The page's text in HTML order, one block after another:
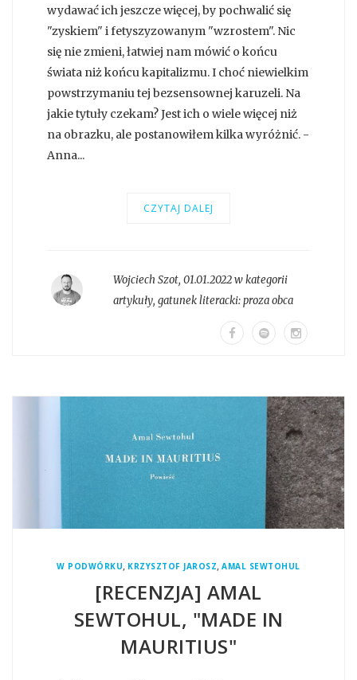
wydawać ich jeszcze więcej, by pochwalić się
"zyskiem" i fetyszyzowanym "wzrostem". Nic
się nie zmieni, łatwiej nam mówić o końcu
świata niż końcu kapitalizmu. I choć niewielkim
powstrzymaniu tej bezsensownej karuzeli. Na
jakie tytuły czekam? Jest ich o wiele więcej niż
na obrazku, ale postanowiłem kilka wyróżnić. -
Anna...
CZYTAJ DALEJ
Wojciech Szot, 01.01.2022 w kategorii
artykuły, gatunek literacki:proza obca
W PODWÓRKU, KRZYSZTOF JAROSZ,AMAL SEWTOHUL
[RECENZJA] AMAL
SEWTOHUL, "MADE IN
MAURITIUS"